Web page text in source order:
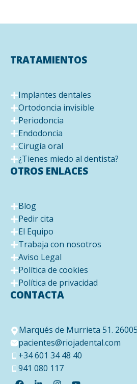
TRATAMIENTOS
Implantes dentales
Ortodoncia invisible
Periodoncia
Endodoncia
Cirugía oral
¿Tienes miedo al dentista?
OTROS ENLACES
Blog
Pedir cita
El Equipo
Trabaja con nosotros
Aviso Legal
Política de cookies
Política de privacidad
CONTACTA
Marqués de Murrieta 51.
pacientes@riojadental.com
+34 601 34 48 40
941 080 117